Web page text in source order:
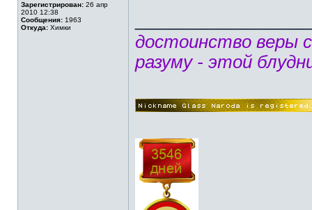
Зарегистрирован: 26 апр
2010 12:38
Сообщения: 1963
Откуда: Химки
достоинство веры
разуму - этой